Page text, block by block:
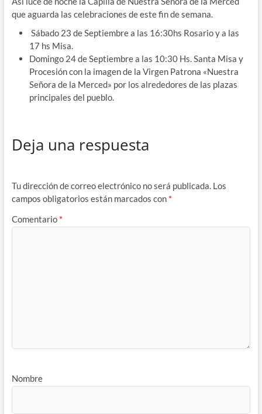
que aguarda las celebraciones de este fin de semana.
Sábado 23 de Septiembre a las 16:30hs Rosario y a las
17 hs Misa.
Domingo 24 de Septiembre a las 10:30 Hs. Santa Misa y
Procesión con la imagen de la Virgen Patrona «Nuestra
Señora de la Merced» por los alrededores de las plazas
principales del pueblo.
Deja una respuesta
Tu dirección de correo electrónico no será publicada. Los
campos obligatorios están marcados con *
Comentario *
Nombre